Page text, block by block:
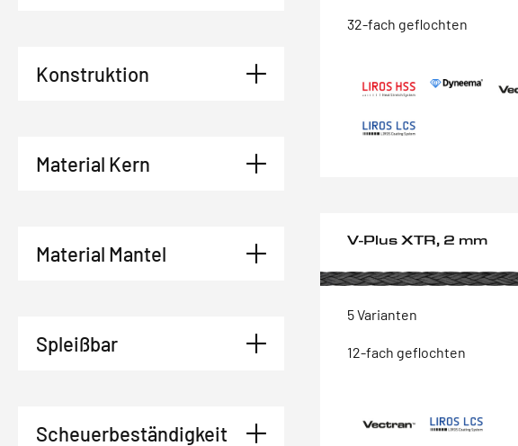
Konstruktion
Material Kern
Material Mantel
Spleißbar
Scheuerbeständigkeit
32-fach geflochten
V-Plus XTR, 2 mm
5 Varianten
12-fach geflochten